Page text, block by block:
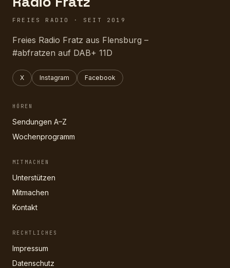
FREIES RADIO · SEIT 2019
Freies Radio Fratz aus Flensburg –
#abfratzen auf DAB+ 11D
X Instagram Facebook
HÖREN
Sendungen A–Z
Wochenprogramm
MITMACHEN
Unterstützen
Mitmachen
Kontakt
RECHTLICHES
Impressum
Datenschutz